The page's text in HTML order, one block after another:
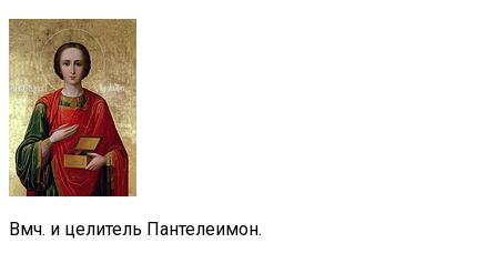
Вмч. и целитель Пантелеимон.